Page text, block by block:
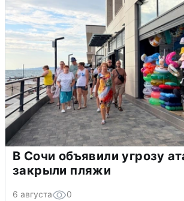
В Сочи объявили угрозу
закрыли пляжи
6 августа 0